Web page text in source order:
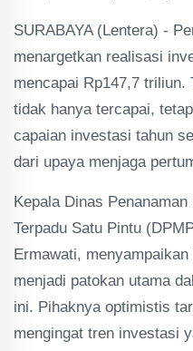
SURABAYA (Lentera) -
menargetkan realisasi
mencapai Rp147,7 triliun.
tidak hanya tercapai,
capaian investasi tahun
dari upaya menjaga
Kepala Dinas
Terpadu Satu Pintu
Ermawati,
menjadi patokan utama
ini. Pihaknya optimistis
mengingat tren investasi